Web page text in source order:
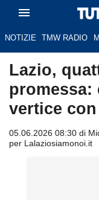
NOTIZIE TMW RADIO
Lazio,
promessa:
vertice
05.06.2026 08:30 di
per Lalaziosiamonoi.it